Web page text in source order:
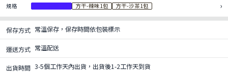
規格 方干-辣味1包 方干-沙茶1包 ›
保存方式 常溫保存，保存時間依包裝標示
運送方式 常溫配送
出貨時間 3-5個工作天內出貨，出貨後1-2工作天到貨